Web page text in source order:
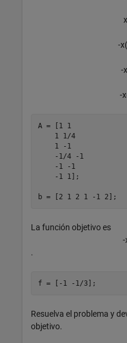
x
-x(
-x
-x
A = [1 1
    1 1/4
    1 -1
    -1/4 -1
    -1 -1
    -1 1];
b = [2 1 2 1 -1 2];
La función objetivo es
-
.
f = [-1 -1/3];
Resuelva el problema y
objetivo.